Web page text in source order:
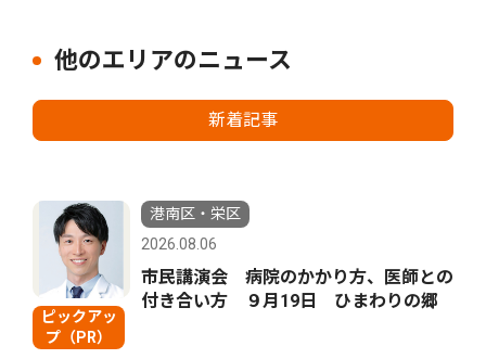
他のエリアのニュース
新着記事
ピックアッ
プ（PR）
港南区・栄区
2026.08.06
市民講演会 病院のかかり方、医師との
付き合い方 ９月19日 ひまわりの郷